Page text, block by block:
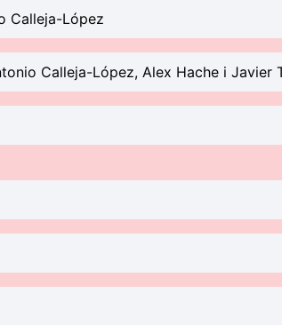
Calleja-López
Calleja-López, Alex Hache i Javier